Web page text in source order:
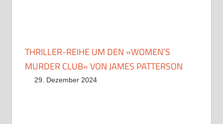
THRILLER-REIHE UM DEN »WOMEN’S
MURDER CLUB« VON JAMES PATTERSON
29. Dezember 2024